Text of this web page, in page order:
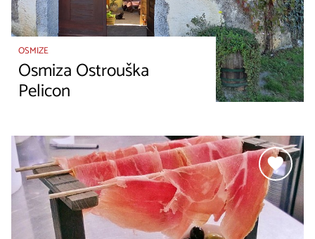
OSMIZE
Osmiza Ostrouška
Pelicon